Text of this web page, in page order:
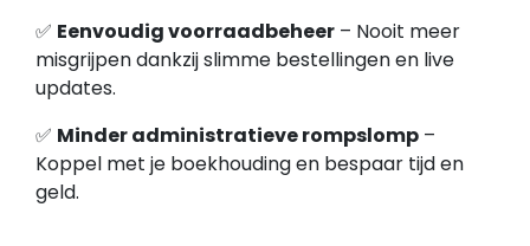
✅ Eenvoudig voorraadbeheer – Nooit meer
misgrijpen dankzij slimme bestellingen en live
updates.
✅ Minder administratieve rompslomp –
Koppel met je boekhouding en bespaar tijd en
geld.